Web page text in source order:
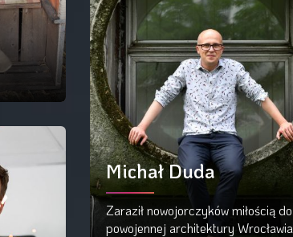
Michał Duda
Zaraził nowojorczyków miłością do
powojennej architektury Wrocławia